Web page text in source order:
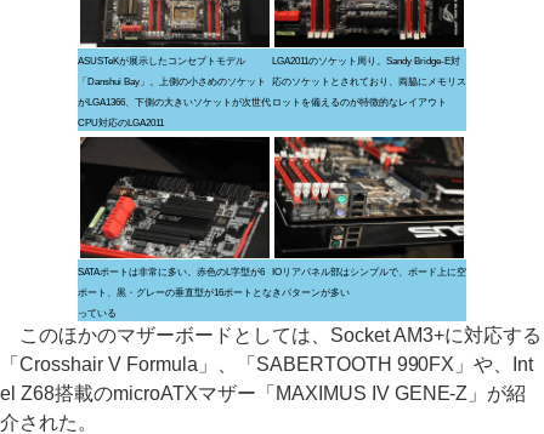
ASUSTeKが展示したコンセプトモデル
「Danshui Bay」。上側の小さめのソケット
がLGA1366、下側の大きいソケットが次世代
CPU対応のLGA2011
LGA2011のソケット周り。Sandy Bridge-E対
応のソケットとされており、両脇にメモリス
ロットを備えるのが特徴的なレイアウト
SATAポートは非常に多い。赤色のL字型が6
ポート、黒・グレーの垂直型が16ポートとな
っている
IOリアパネル部はシンプルで、ボード上に空
きパターンが多い
このほかのマザーボードとしては、Socket AM3+に対応する
「Crosshair V Formula」、「SABERTOOTH 990FX」や、Int
el Z68搭載のmicroATXマザー「MAXIMUS IV GENE-Z」が紹
介された。